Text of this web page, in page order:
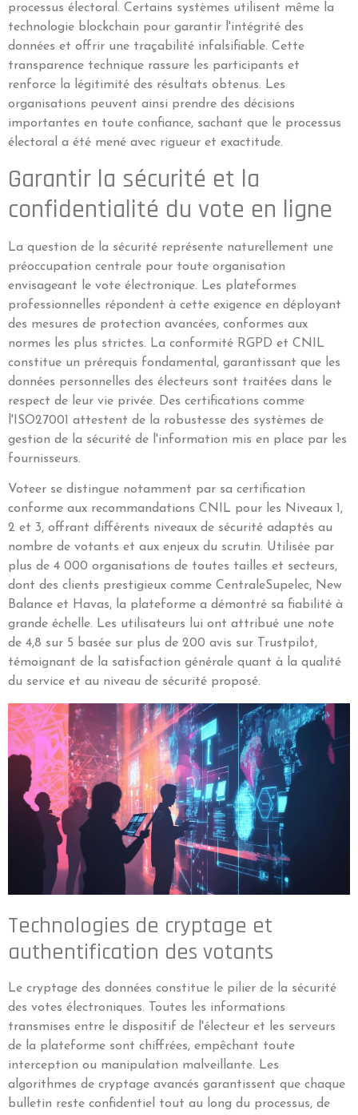
processus électoral. Certains systèmes utilisent même la
technologie blockchain pour garantir l'intégrité des
données et offrir une traçabilité infalsifiable. Cette
transparence technique rassure les participants et
renforce la légitimité des résultats obtenus. Les
organisations peuvent ainsi prendre des décisions
importantes en toute confiance, sachant que le processus
électoral a été mené avec rigueur et exactitude.
Garantir la sécurité et la
confidentialité du vote en ligne
La question de la sécurité représente naturellement une
préoccupation centrale pour toute organisation
envisageant le vote électronique. Les plateformes
professionnelles répondent à cette exigence en déployant
des mesures de protection avancées, conformes aux
normes les plus strictes. La conformité RGPD et CNIL
constitue un prérequis fondamental, garantissant que les
données personnelles des électeurs sont traitées dans le
respect de leur vie privée. Des certifications comme
l'ISO27001 attestent de la robustesse des systèmes de
gestion de la sécurité de l'information mis en place par les
fournisseurs.
Voteer se distingue notamment par sa certification
conforme aux recommandations CNIL pour les Niveaux 1,
2 et 3, offrant différents niveaux de sécurité adaptés au
nombre de votants et aux enjeux du scrutin. Utilisée par
plus de 4 000 organisations de toutes tailles et secteurs,
dont des clients prestigieux comme CentraleSupelec, New
Balance et Havas, la plateforme a démontré sa fiabilité à
grande échelle. Les utilisateurs lui ont attribué une note
de 4,8 sur 5 basée sur plus de 200 avis sur Trustpilot,
témoignant de la satisfaction générale quant à la qualité
du service et au niveau de sécurité proposé.
Technologies de cryptage et
authentification des votants
Le cryptage des données constitue le pilier de la sécurité
des votes électroniques. Toutes les informations
transmises entre le dispositif de l'électeur et les serveurs
de la plateforme sont chiffrées, empêchant toute
interception ou manipulation malveillante. Les
algorithmes de cryptage avancés garantissent que chaque
bulletin reste confidentiel tout au long du processus, de